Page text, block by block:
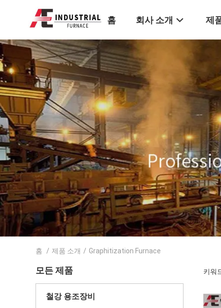
홈 회사 소개 제
홈 / 제품 소개 / Graphitization Furnace
모든 제품
철강 용조장비
키워